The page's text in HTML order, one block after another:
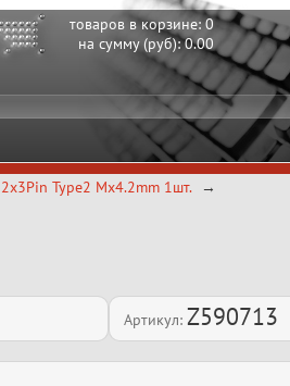
товаров в корзине:0
на сумму (руб):0.00
Type2 Mx4.2mm 1шт.
Артикул: Z590713